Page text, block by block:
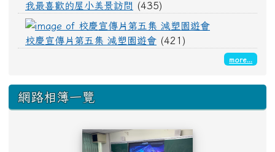
我最喜歡的屋小美景訪問
(435)
校慶宣傳片第
校慶宣傳片第五集 減塑園遊會 (421)
more...
網路相簿一覽
20260721-0722